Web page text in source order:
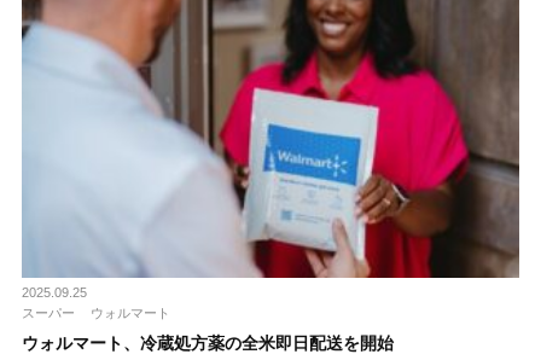
2025.09.25
スーパー
ウォルマート
ウォルマート、冷蔵処方薬の全米即日配送を開始